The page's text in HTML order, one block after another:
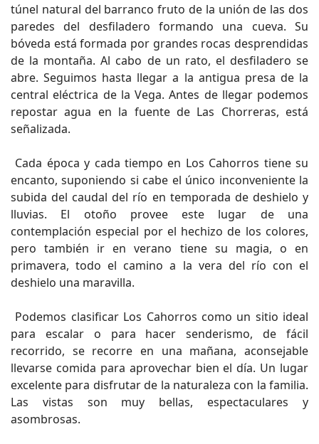
túnel natural del barranco fruto de la unión de las dos
paredes del desfiladero formando una cueva. Su
bóveda está formada por grandes rocas desprendidas
de la montaña. Al cabo de un rato, el desfiladero se
abre. Seguimos hasta llegar a la antigua presa de la
central eléctrica de la Vega. Antes de llegar podemos
repostar agua en la fuente de Las Chorreras, está
señalizada.
Cada época y cada tiempo en Los Cahorros tiene su
encanto, suponiendo si cabe el único inconveniente la
subida del caudal del río en temporada de deshielo y
lluvias. El otoño provee este lugar de una
contemplación especial por el hechizo de los colores,
pero también ir en verano tiene su magia, o en
primavera, todo el camino a la vera del río con el
deshielo una maravilla.
Podemos clasificar Los Cahorros como un sitio ideal
para escalar o para hacer senderismo, de fácil
recorrido, se recorre en una mañana, aconsejable
llevarse comida para aprovechar bien el día. Un lugar
excelente para disfrutar de la naturaleza con la familia.
Las vistas son muy bellas, espectaculares y
asombrosas.